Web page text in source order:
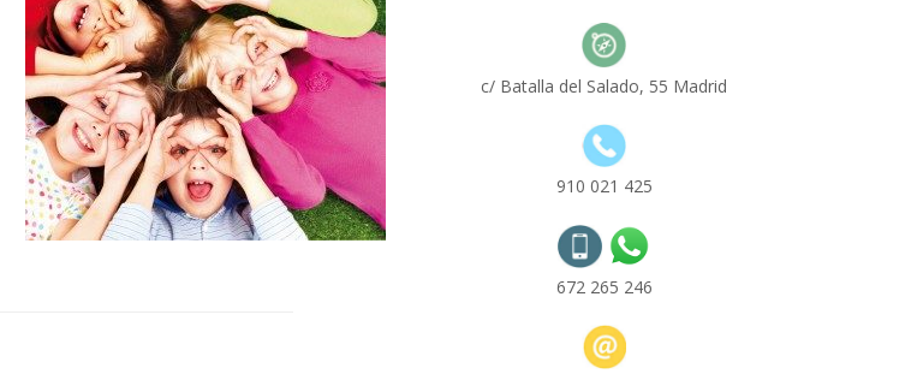
c/ Batalla del Salado, 55 Madrid
910 021 425
672 265 246